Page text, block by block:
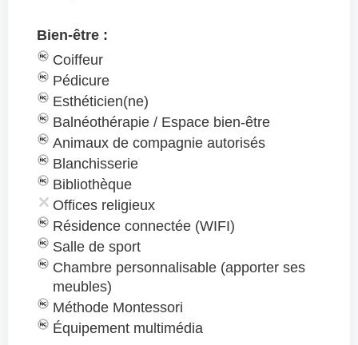
Bien-être :
Coiffeur
Pédicure
Esthéticien(ne)
Balnéothérapie / Espace bien-être
Animaux de compagnie autorisés
Blanchisserie
Bibliothèque
Offices religieux
Résidence connectée (WIFI)
Salle de sport
Chambre personnalisable (apporter ses
meubles)
Méthode Montessori
Équipement multimédia